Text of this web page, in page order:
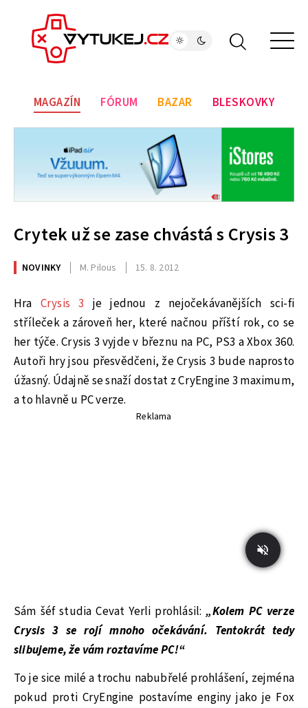
MAGAZÍN FÓRUM BAZAR BLESKOVKY
Crytek už se zase chvástá s Crysis 3
NOVINKY M. Pilous 15. 8. 2012
Hra Crysis 3 je jednou z nejočekávanějších sci-fi
stříleček a zároveň her, které načnou příští rok, co se
her týče. Crysis 3 vyjde v březnu na PC, PS3 a Xbox 360.
Autoři hry jsou přesvědčeni, že Crysis 3 bude naprosto
úžasný. Údajně se snaží dostat z CryEngine 3 maximum,
a to hlavně u PC verze.
Reklama
Sám šéf studia Cevat Yerli prohlásil:„Kolem PC verze
Crysis 3 se rojí mnoho očekávání. Tentokrát tedy
slibujeme, že vám roztavíme PC!“
To je sice milé a trochu nabubřelé prohlášení, zejména
pokud proti CryEngine postavíme enginy jako je Fox